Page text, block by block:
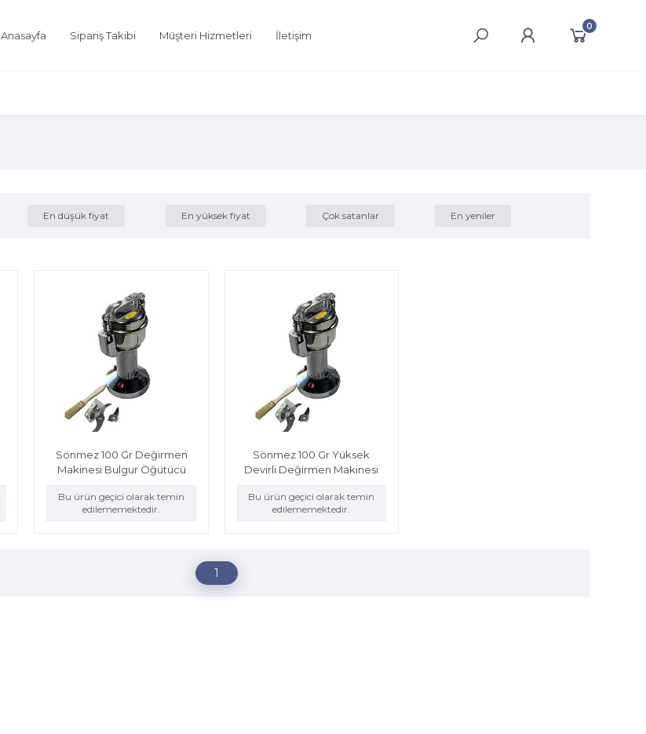
Anasayfa Sipariş Takibi Müşteri Hizmetleri İletişim
0
En düşük fiyat En yüksek fiyat Çok satanlar En yeniler
Sönmez 100 Gr Değirmen
Makinesi Bulgur Öğütücü
Bu ürün geçici olarak temin
edilememektedir.
Sönmez 100 Gr Yüksek
Devirli Değirmen Makinesi
Bu ürün geçici olarak temin
edilememektedir.
1